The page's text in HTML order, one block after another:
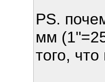
PS.
мм
того,